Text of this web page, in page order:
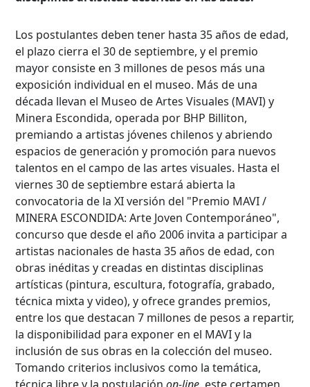
Los postulantes deben tener hasta 35 años de edad,
el plazo cierra el 30 de septiembre, y el premio
mayor consiste en 3 millones de pesos más una
exposición individual en el museo. Más de una
década llevan el Museo de Artes Visuales (MAVI) y
Minera Escondida, operada por BHP Billiton,
premiando a artistas jóvenes chilenos y abriendo
espacios de generación y promoción para nuevos
talentos en el campo de las artes visuales. Hasta el
viernes 30 de septiembre estará abierta la
convocatoria de la XI versión del "Premio MAVI /
MINERA ESCONDIDA: Arte Joven Contemporáneo",
concurso que desde el año 2006 invita a participar a
artistas nacionales de hasta 35 años de edad, con
obras inéditas y creadas en distintas disciplinas
artísticas (pintura, escultura, fotografía, grabado,
técnica mixta y video), y ofrece grandes premios,
entre los que destacan 7 millones de pesos a repartir,
la disponibilidad para exponer en el MAVI y la
inclusión de sus obras en la colección del museo.
Tomando criterios inclusivos como la temática,